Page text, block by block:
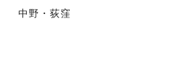
中野・荻窪